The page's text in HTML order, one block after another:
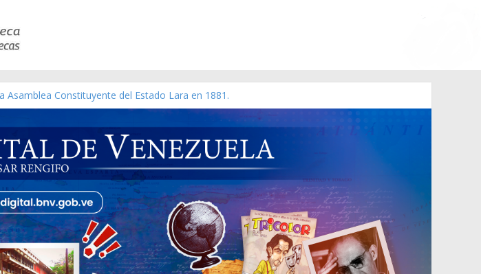
Constituyente del Estado Lara en 1881.
Mes V, Caracas 09 de marzo de 2006 N° 38.394